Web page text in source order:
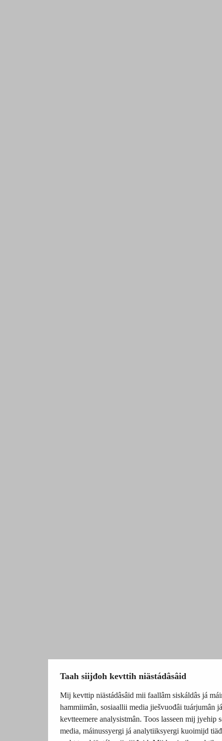
Taah siijđoh kevttih niästádâsâid
Mij kevttip niästádâsâid mii faallâm siskáldâs já
hammiimân, sosiaallii media jiešvuođâi tuárjumân já
kevtteemere analysistmân. Toos lasseen mij jyehip
media, máinussyergi já analytiiksyergi kuoimijd